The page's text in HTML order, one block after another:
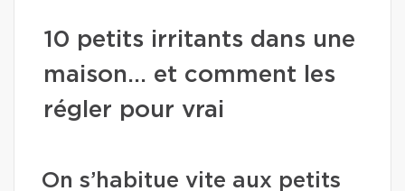
10 petits irritants dans une
maison… et comment les
régler pour vrai
On s’habitue vite aux petits